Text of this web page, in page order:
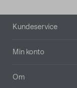
Bunntekst
Kundeservice
Min konto
Om